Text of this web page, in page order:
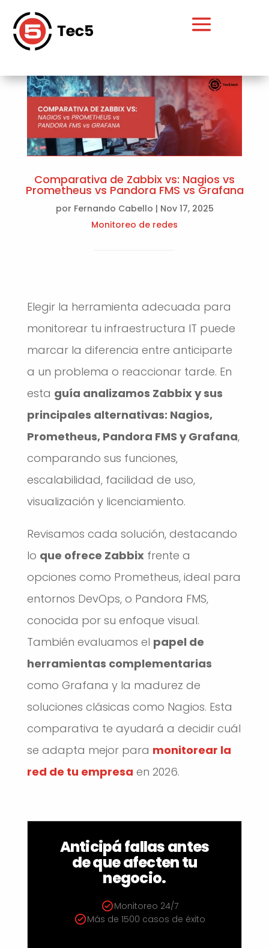
Comparativa de Zabbix vs: Nagios vs
Prometheus vs Pandora FMS vs Grafana
por Fernando Cabello | Nov 17, 2025
Monitoreo de redes
Elegir la herramienta adecuada para
monitorear tu infraestructura IT puede
marcar la diferencia entre anticiparte
a un problema o reaccionar tarde. En
esta guía analizamos Zabbix y sus
principales alternativas: Nagios,
Prometheus, Pandora FMS y Grafana,
comparando sus funciones,
escalabilidad, facilidad de uso,
visualización y licenciamiento.
Revisamos cada solución, destacando
lo que ofrece Zabbixfrente a
opciones como Prometheus, ideal para
entornos DevOps, o Pandora FMS,
conocida por su enfoque visual.
También evaluamos el papel de
herramientas complementarias
como Grafana y la madurez de
soluciones clásicas como Nagios. Esta
comparativa te ayudará a decidir cuál
se adapta mejor para monitorear la
red de tu empresa en 2026.
Anticipá fallas antes
de que afecten tu
negocio.
Monitoreo 24/7
Más de 1500 casos de éxito